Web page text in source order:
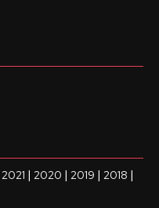
2021 | 2020 | 2019 | 2018 |